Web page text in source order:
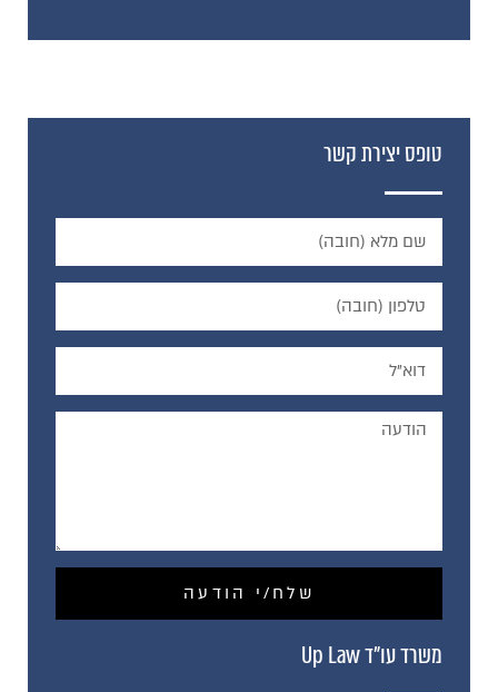
טופס יצירת קשר
שלח/י הודעה
משרד עו"ד Up Law